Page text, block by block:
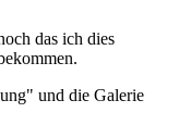
das ich dies
und die Galerie